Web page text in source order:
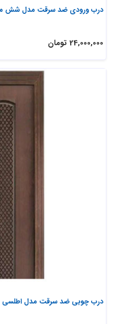
درب ورودی ضد سرقت مدل شش
24,000,000 تومان
درب چوبی ضد سرقت مدل اطلسی